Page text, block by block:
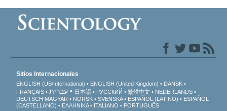
Sitios Internacionales
ENGLISH (US/International) ENGLISH (United Kingdom)
DANSK
FRANÇAIS
עברית 日本語 РУССКИЙ 繁體中文
NEDERLANDS
DEUTSCH MAGYAR NORSK SVENSKA ESPAÑOL (LATINO)
ESPAÑOL
(CASTELLANO)
ΕΛΛΗΝΙΚA ITALIANO PORTUGUÊS